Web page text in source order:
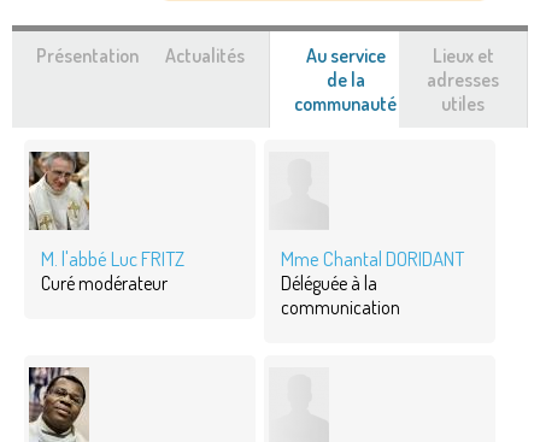
Présentation Actualités
Au service
de la
communauté (onglet
Lieux et
adresses
utiles
M. l'abbé Luc FRITZ
Curé modérateur
Mme Chantal DORIDANT
Déléguée à la
communication